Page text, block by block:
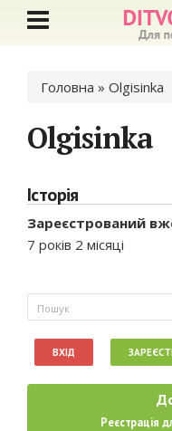
Ви є тут
Головна » Olgisinka
Olgisinka
Історія
Зареєстрований
7 років 2 місяці
Пошук
ВХІД
Реєстрація